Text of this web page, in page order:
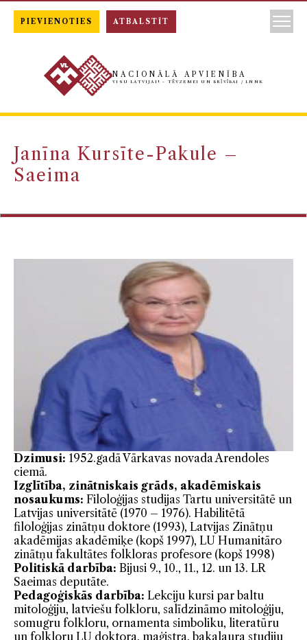
NACIONĀLĀ APVIENĪBA
VISU LATVIJAI! - TĒVZEMEI UN BRĪVĪBAI / LNNK
Janīna Kursīte-Pakule –
Saeima
Dzimusi: 1952.gadā Vārkavas novada Arendoles
ciemā.
Izglītība, zinātniskais grāds, akadēmiskais
nosaukums: Filoloģijas studijas Tartu universitātē un
Latvijas universitātē (1970 – 1976). Habilitētā
filoloģijas zinātņu doktore (1993), Latvijas Zinātņu
akadēmijas akadēmiķe (kopš 1997), LU Humanitāro
zinātņu fakultātes folkloras profesore (kopš 1998)
Politiskā darbība: Bijusi 9., 10., 11., 12. un 13. LR
Saeimas deputāte.
Pedagoģiskās darbība: Lekciju kursi par baltu
mitoloģiju, latviešu folkloru, salīdzināmo mitoloģiju,
somugru folkloru, ornamenta simboliku, literatūru
un folkloru LU doktora, maģistra, bakalaura studiju
PIEVIENOTIES ATBALSTĪT